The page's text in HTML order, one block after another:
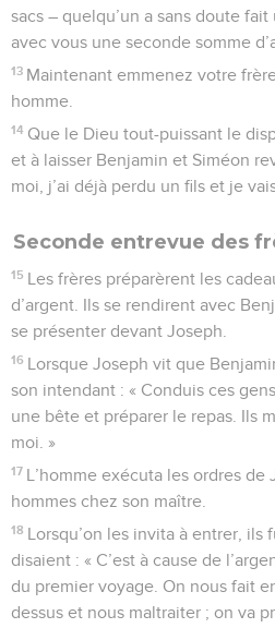
sacs – quelqu’un a sans doute
avec vous une seconde somme
13 Maintenant emmenez votre
homme.
14 Que le Dieu tout-puissant le
et à laisser Benjamin et Siméon
moi, j’ai déjà perdu un fils et je
Seconde entrevue des
15 Les frères préparèrent les
d’argent. Ils se rendirent avec
se présenter devant Joseph.
16 Lorsque Joseph vit que
son intendant : « Conduis ces
une bête et préparer le repas. Ils
moi. »
17 L’homme exécuta les ordres
hommes chez son maître.
18 Lorsqu’on les invita à entrer, ils
disaient : « C’est à cause de
du premier voyage. On nous fait
dessus et nous maltraiter ; on va